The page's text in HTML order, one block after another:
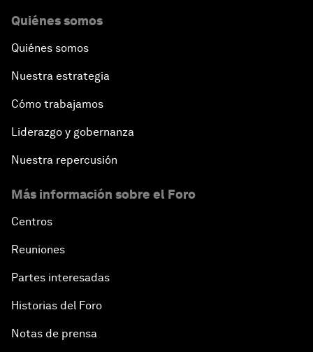
Quiénes somos
Quiénes somos
Nuestra estrategia
Cómo trabajamos
Liderazgo y gobernanza
Nuestra repercusión
Más información sobre el Foro
Centros
Reuniones
Partes interesadas
Historias del Foro
Notas de prensa